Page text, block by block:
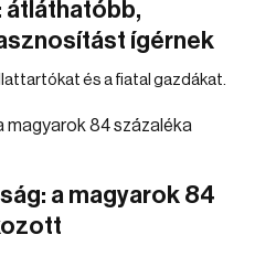
átláthatóbb,
ígérnek
és a fiatal gazdákat.
a magyarok 84